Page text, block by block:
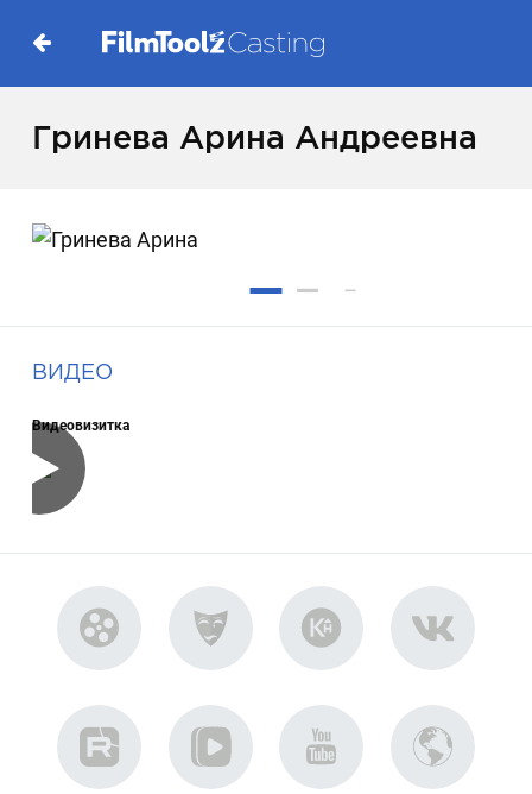
Гринева Арина Андреевна
ВИДЕО
Видеовизитка